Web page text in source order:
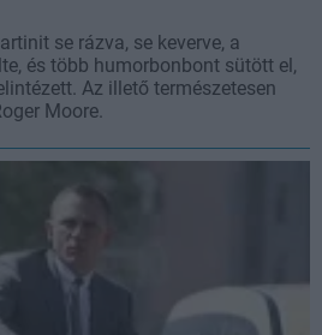
se rázva, se keverve, a
és több humorbonbont sütött el,
Az illető természetesen
Moore.